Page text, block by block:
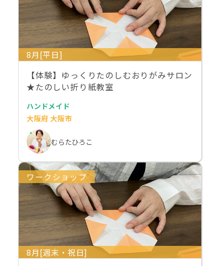
8月[平日]
【体験】ゆっくりたのしむおりがみサロン
★たのしい折り紙教室
ハンドメイド
大阪府 大阪市
むらたひろこ
ワークショップ
8月[週末・祝日]